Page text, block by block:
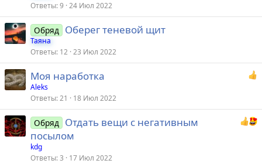
Ответы 9 24 Июл 2022
Обряд Оберег теневой щит
Таяна
Ответы 12 23 Июл 2022
Моя наработка
Aleks
Ответы 21 18 Июл 2022
Обряд Отдать вещи с негативным
посылом
kdg
Ответы 3 17 Июл 2022